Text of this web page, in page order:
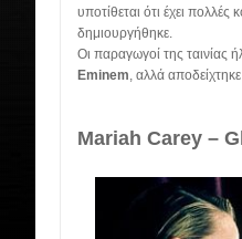
υποτίθεται ότι έχει
δημιουργήθηκε.
Οι παραγωγοί της ταινίας
Eminem, αλλά αποδείχτηκε
Mariah Carey –